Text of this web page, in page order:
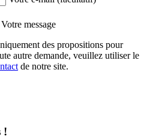
Votre message
des propositions pour
autre demande, veuillez utiliser le
de notre site.
!